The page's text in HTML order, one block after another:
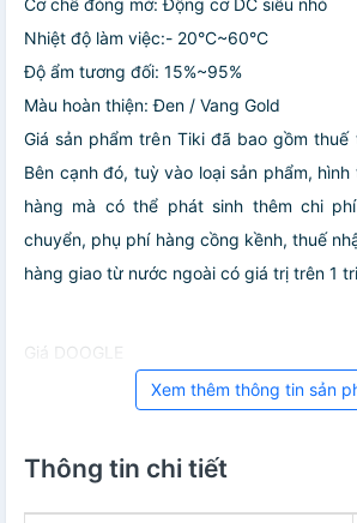
Nhiệt độ làm việc:- 20°C~60°C
Độ ẩm tương đối: 15%~95%
Màu hoàn thiện: Đen / Vang Gold
Giá sản phẩm trên Tiki đã bao gồm thuế
Bên cạnh đó, tuỳ vào loại sản phẩm,
hàng mà có thể phát sinh thêm chi
chuyển, phụ phí hàng cồng kềnh, thuế
hàng giao từ nước ngoài có giá trị trên 1
Giá DOOGLE
Xem thêm thông tin sản
Thông tin chi tiết